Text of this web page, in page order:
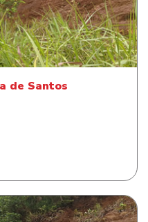
de Santos Guardiola
de Santos